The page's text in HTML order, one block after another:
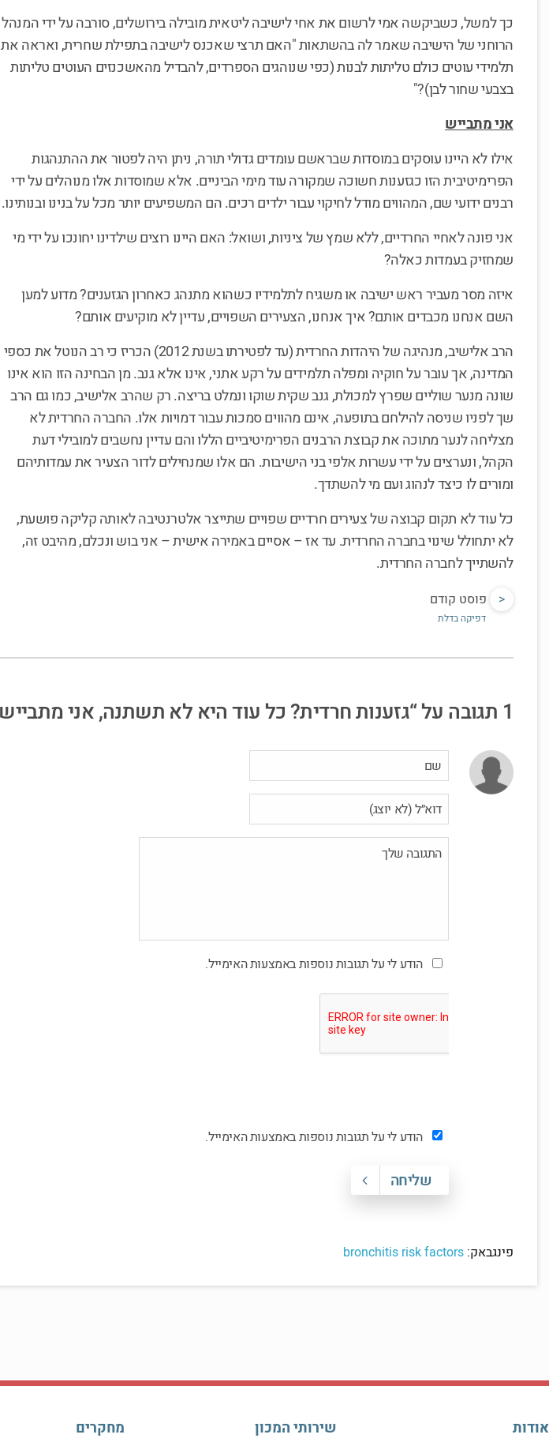
כך למשל, כשביקשה אמי לרשום את אחי לישיבה ליטאית מובילה בירושלים, סורבה על ידי המנהל
הרוחני של הישיבה שאמר לה בהשתאות "האם תרצי שאכנס לישיבה בתפילת שחרית, ואראה את
תלמידי עוטים כולם טליתות לבנות (כפי שנוהגים הספרדים, להבדיל מהאשכנזים העוטים טליתות
בצבעי שחור לבן)?"
אני מתבייש
אילו לא היינו עוסקים במוסדות שבראשם עומדים גדולי תורה, ניתן היה לפטור את ההתנהגות
הפרימיטיבית הזו כגזענות חשוכה שמקורה עוד מימי הביניים. אלא שמוסדות אלו מנוהלים על ידי
רבנים ידועי שם, המהווים מודל לחיקוי עבור ילדים רכים. הם המשפיעים יותר מכל על בנינו ובנותינו.
אני פונה לאחיי החרדיים, ללא שמץ של ציניות, ושואל: האם היינו רוצים שילדינו יחונכו על ידי מי
שמחזיק בעמדות כאלה?
איזה מסר מעביר ראש ישיבה או משגיח לתלמידיו כשהוא מתנהג כאחרון הגזענים? מדוע למען
השם אנחנו מכבדים אותם? איך אנחנו, הצעירים השפויים, עדיין לא מוקיעים אותם?
הרב אלישיב, מנהיגה של היהדות החרדית (עד לפטירתו בשנת 2012) הכריז כי רב הנוטל את כספי
המדינה, אך עובר על חוקיה ומפלה תלמידים על רקע אתני, אינו אלא גנב. מן הבחינה הזו הוא אינו
שונה מנער שוליים שפרץ למכולת, גנב שקית שוקו ונמלט בריצה. רק שהרב אלישיב, כמו גם הרב
שך לפניו שניסה להילחם בתופעה, אינם מהווים סמכות עבור דמויות אלו. החברה החרדית לא
מצליחה לנער מתוכה את קבוצת הרבנים הפרימיטיביים הללו והם עדיין נחשבים למובילי דעת
הקהל, ונערצים על ידי עשרות אלפי בני הישיבות. הם אלו שמנחילים לדור הצעיר את עמדותיהם
ומורים לו כיצד לנהוג ועם מי להשתדך.
כל עוד לא תקום קבוצה של צעירים חרדיים שפויים שתייצר אלטרנטיבה לאותה קליקה פושעת,
לא יתחולל שינוי בחברה החרדית. עד אז – אסיים באמירה אישית – אני בוש ונכלם, מהיבט זה,
להשתייך לחברה החרדית.
< פוסט קודם
דפיקה בדלת
1 תגובה על “גזענות חרדית? כל עוד היא לא תשתנה, אני מתבייש להשתייך למגזר”
הודע לי על תגובות נוספות באמצעות האימייל.
הודע לי על תגובות נוספות באמצעות האימייל.
שליחה
פינגבאק: bronchitis risk factors
אודות שירותי המכון מחקרים